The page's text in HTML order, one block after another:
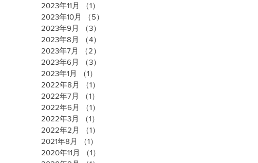
2023年11月
（1）
2023年10月
（5）
2023年9月
（3）
2023年8月
（4）
2023年7月
（2）
2023年6月
（3）
2023年1月
（1）
2022年8月
（1）
2022年7月
（1）
2022年6月
（1）
2022年3月
（1）
2022年2月
（1）
2021年8月
（1）
2020年11月
（1）